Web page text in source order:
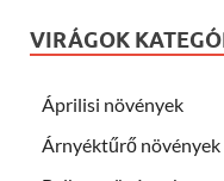
VIRÁGOK
Áprilisi növények
Árnyéktűrő növények